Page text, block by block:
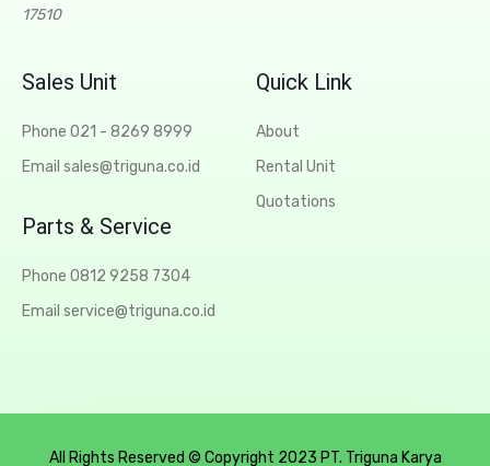
17510
Sales Unit
Phone 021 - 8269 8999
Email sales@triguna.co.id
Parts & Service
Phone 0812 9258 7304
Email service@triguna.co.id
Quick Link
About
Rental Unit
Quotations
All Rights Reserved © Copyright 2023 PT. Triguna Karya